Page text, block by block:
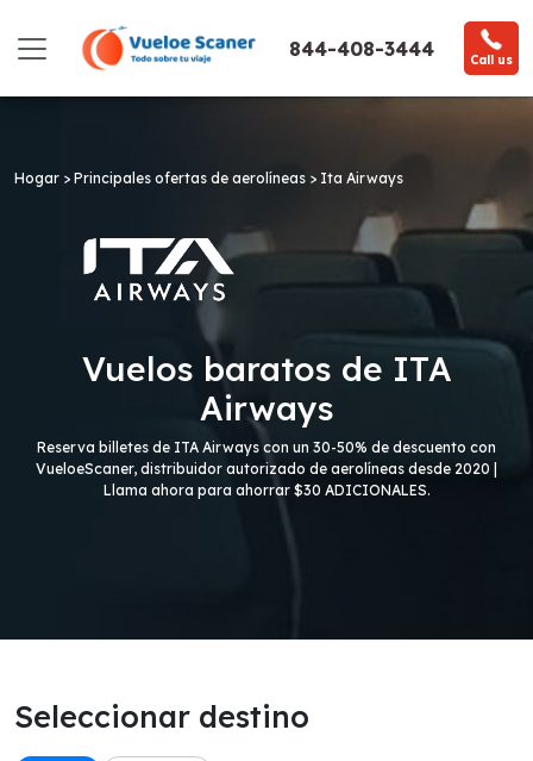
844-408-3444 Call us
Hogar > Principales ofertas de aerolíneas > Ita Airways
Vuelos baratos de ITA
Airways
Reserva billetes de ITA Airways con un 30-50% de descuento con
VueloeScaner, distribuidor autorizado de aerolíneas desde 2020 |
Llama ahora para ahorrar $30 ADICIONALES.
Seleccionar destino